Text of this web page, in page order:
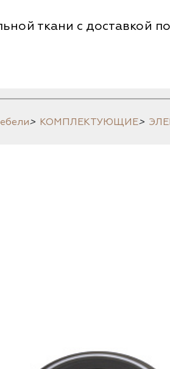
ткани с доставкой
> КОМПЛЕКТУЮЩИЕ>